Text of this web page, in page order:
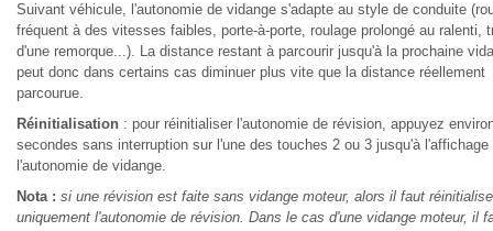
Suivant véhicule, l'autonomie de vidange s'adapte au style de conduite
fréquent à des vitesses faibles, porte-à-porte, roulage prolongé au ralenti,
d'une remorque...). La distance restant à parcourir jusqu'à la prochaine
peut donc dans certains cas diminuer plus vite que la distance réellement
parcourue.
Réinitialisation : pour réinitialiser l'autonomie de révision, appuyez
secondes sans interruption sur l'une des touches 2 ou 3 jusqu'à l'affichage
l'autonomie de vidange.
Nota : si une révision est faite sans vidange moteur, alors il faut
uniquement l'autonomie de révision. Dans le cas d'une vidange moteur, il